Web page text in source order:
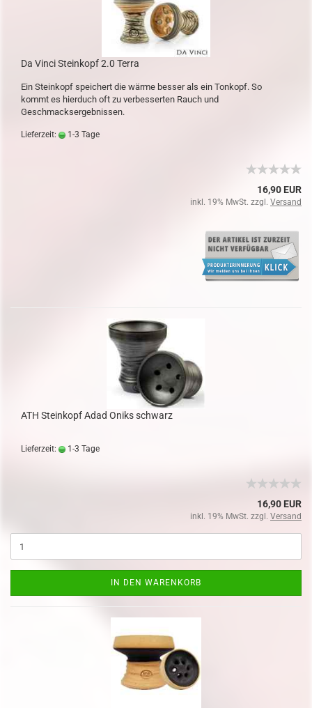
Da Vinci Steinkopf 2.0 Terra
Ein Steinkopf speichert die wärme besser als ein Tonkopf. So
kommt es hierduch oft zu verbesserten Rauch und
Geschmacksergebnissen.
Lieferzeit: 1-3 Tage
16,90 EUR
inkl. 19% MwSt. zzgl. Versand
ATH Steinkopf Adad Oniks schwarz
Lieferzeit: 1-3 Tage
16,90 EUR
inkl. 19% MwSt. zzgl. Versand
IN DEN WARENKORB